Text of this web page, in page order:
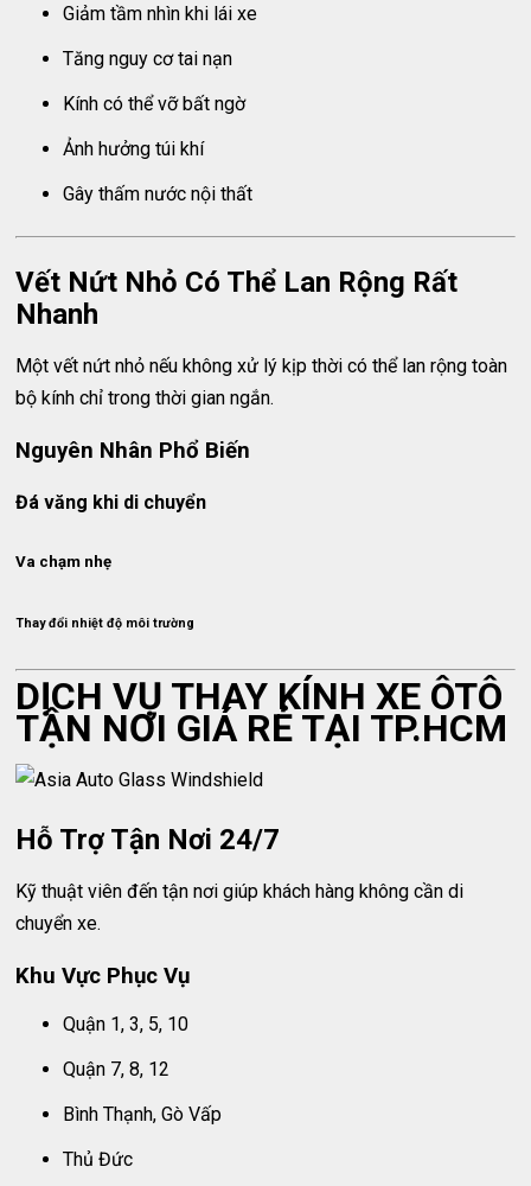
Giảm tầm nhìn khi lái xe
Tăng nguy cơ tai nạn
Kính có thể vỡ bất ngờ
Ảnh hưởng túi khí
Gây thấm nước nội thất
Vết Nứt Nhỏ Có Thể Lan Rộng Rất
Nhanh
Một vết nứt nhỏ nếu không xử lý kịp thời có thể lan rộng toàn
bộ kính chỉ trong thời gian ngắn.
Nguyên Nhân Phổ Biến
Đá văng khi di chuyển
Va chạm nhẹ
Thay đổi nhiệt độ môi trường
DỊCH VỤ THAY KÍNH XE ÔTÔ
TẬN NƠI GIÁ RẺ TẠI TP.HCM
Hỗ Trợ Tận Nơi 24/7
Kỹ thuật viên đến tận nơi giúp khách hàng không cần di
chuyển xe.
Khu Vực Phục Vụ
Quận 1, 3, 5, 10
Quận 7, 8, 12
Bình Thạnh, Gò Vấp
Thủ Đức